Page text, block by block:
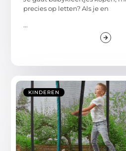
precies op letten? Als je en
...
KINDEREN